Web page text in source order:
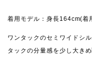
着用モデル：身長164cm(着
ワンタックのセミワイドシ
タックの分量感を少し大き